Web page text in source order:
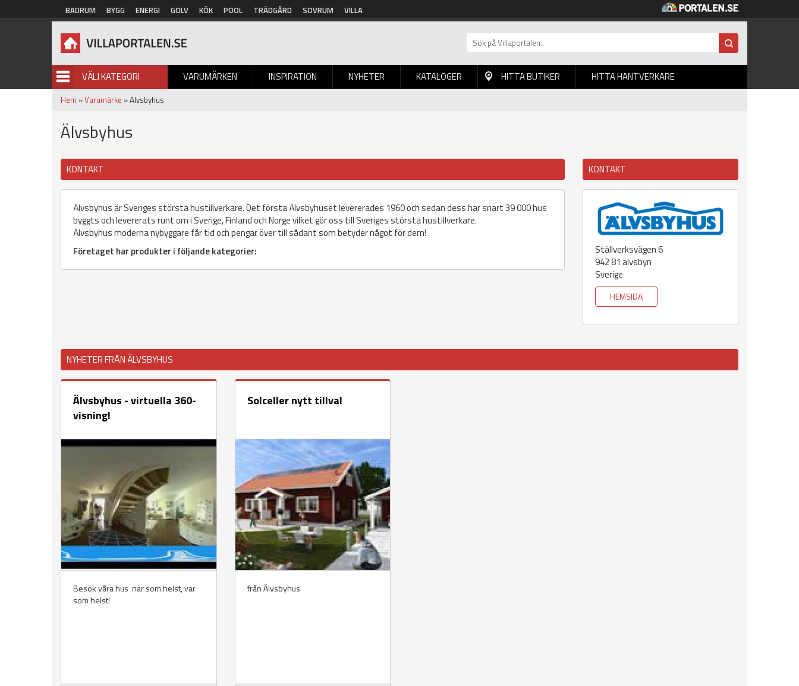
Hoppa till huvudinnehåll
BADRUM BYGG ENERGI GOLV KÖK POOL TRÄDGÅRD SOVRUM VILLA
VÄLJ KATEGORI VARUMÄRKEN INSPIRATION NYHETER
BILDGALLERI KATALOGER HITTA BUTIKER HITTA HANTVERKARE
Hem »Varumärke » Älvsbyhus
Älvsbyhus
KONTAKT
Älvsbyhus är Sveriges största hustillverkare. Det första Älvsbyhuset levererades 1960 och sedan dess har snart 39 000 hus
byggts och levererats runt om i Sverige, Finland och Norge vilket gör oss till Sveriges största hustillverkare.
Älvsbyhus moderna nybyggare får tid och pengar över till sådant som betyder något för dem!
Företaget har produkter i följande kategorier:
KONTAKT
Ställverksvägen 6
942 81 älvsbyn
Sverige
HEMSIDA
NYHETER FRÅN ÄLVSBYHUS
Älvsbyhus - virtuella 360-
visning!
Besök våra hus  när som helst, var
som helst!
Solceller nytt tillval
från Älvsbyhus